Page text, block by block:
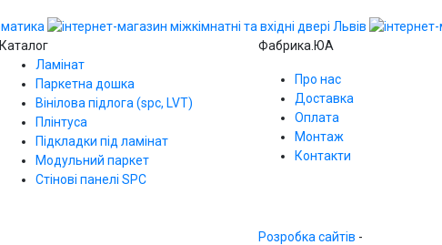
Каталог
Ламінат
Паркетна дошка
Вінілова підлога (spc, LVT)
Плінтуса
Підкладки під ламінат
Модульний паркет
Стінові панелі SPС
Фабрика.ЮА
Про нас
Доставка
Оплата
Монтаж
Контакти
Розробка сайтів -